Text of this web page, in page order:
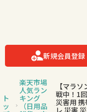
新規会員登録
ト
ッ
楽天市場
人気ラン
キング
（日用品
【マラ
戦中！1
災害用
レ 災害